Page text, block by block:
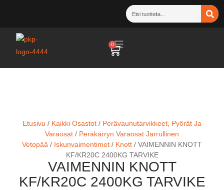
0
Etusivu / Kaikki Osastot / Perävaunutarvikkeet, Pyörät Ja
Varaosat / Peräkärryn Varaosat Jarrullinen
Vetopää / Iskunvaimentimet / Knott / VAIMENNIN KNOTT
KF/KR20C 2400KG TARVIKE
VAIMENNIN KNOTT
KF/KR20C 2400KG TARVIKE